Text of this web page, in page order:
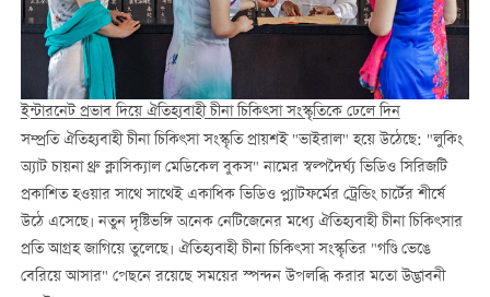
ইন্টারনেট প্রভাব দিয়ে ঐতিহ্যবাহী চীনা চিকিত্সা সংস্কৃতিকে ঢেলে দিন
সম্প্রতি ঐতিহ্যবাহী চীনা চিকিৎসা সংস্কৃতি প্রায়শই "ভাইরাল" হয়ে উঠেছে: "লুকিং
অ্যাট চায়না থ্রু ক্লাসিক্যাল মেডিকেল বুকস" নামের স্বল্পদৈর্ঘ্য ভিডিও সিরিজটি
প্রকাশিত হওয়ার সাথে সাথেই একাধিক ভিডিও প্ল্যাটফর্মের ট্রেন্ডিং চার্টের শীর্ষে
উঠে এসেছে। নতুন দৃষ্টিভঙ্গি অনেক নেটিজেনের মধ্যে ঐতিহ্যবাহী চীনা চিকিৎসার
প্রতি আগ্রহ জাগিয়ে তুলেছে। ঐতিহ্যবাহী চীনা চিকিৎসা সংস্কৃতির "গণ্ডি ভেঙে
বেরিয়ে আসার" পেছনে রয়েছে সময়ের স্পন্দন উপলব্ধি করার মতো উদ্ভাবনী